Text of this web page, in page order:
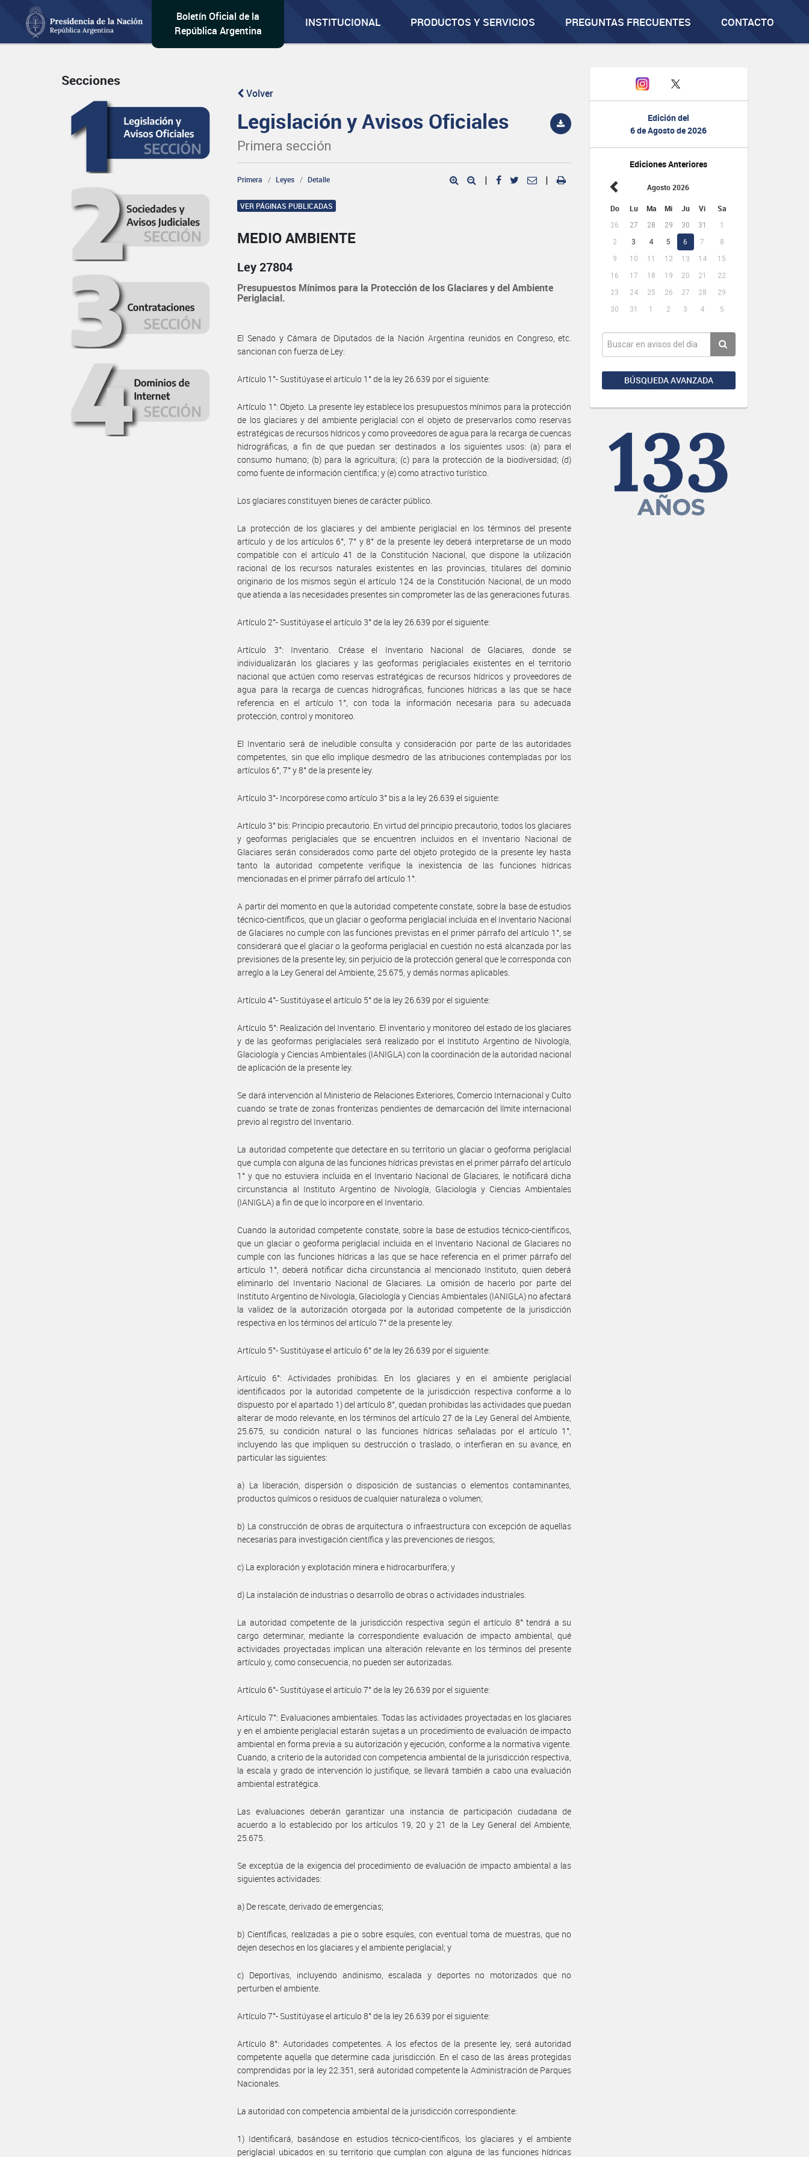
Boletín Oficial de la
República Argentina
INSTITUCIONAL PRODUCTOS Y SERVICIOS PREGUNTAS FRECUENTES CONTACTO
Edición del
6 de Agosto de 2026
Ediciones Anteriores
Agosto 2026
Do Lu Ma Mi Ju Vi Sa
26 27 28 29 30 31
1
2
3 4 5 6 7
8
9
10 11 12 13 14
15
16
17 18 19 20 21
22
23
24 25 26 27 28
29
30
31 1 2 3 4 5
BÚSQUEDA AVANZADA
Secciones
Volver
Legislación y Avisos Oficiales
Primera sección
Primera Leyes Detalle | |
VER PÁGINAS PUBLICADAS
MEDIO AMBIENTE
Ley 27804
Presupuestos Mínimos para la Protección de los Glaciares y del Ambiente
Periglacial.
El Senado y Cámara de Diputados de la Nación Argentina reunidos en Congreso, etc.
sancionan con fuerza de Ley:
Artículo 1°- Sustitúyase el artículo 1° de la ley 26.639 por el siguiente:
Artículo 1°: Objeto. La presente ley establece los presupuestos mínimos para la protección
de los glaciares y del ambiente periglacial con el objeto de preservarlos como reservas
estratégicas de recursos hídricos y como proveedores de agua para la recarga de cuencas
hidrográficas, a fin de que puedan ser destinados a los siguientes usos: (a) para el
consumo humano; (b) para la agricultura; (c) para la protección de la biodiversidad; (d)
como fuente de información científica; y (e) como atractivo turístico.
Los glaciares constituyen bienes de carácter público.
La protección de los glaciares y del ambiente periglacial en los términos del presente
artículo y de los artículos 6°, 7° y 8° de la presente ley deberá interpretarse de un modo
compatible con el artículo 41 de la Constitución Nacional, que dispone la utilización
racional de los recursos naturales existentes en las provincias, titulares del dominio
originario de los mismos según el artículo 124 de la Constitución Nacional, de un modo
que atienda a las necesidades presentes sin comprometer las de las generaciones futuras.
Artículo 2°- Sustitúyase el artículo 3° de la ley 26.639 por el siguiente:
Artículo 3°: Inventario. Créase el Inventario Nacional de Glaciares, donde se
individualizarán los glaciares y las geoformas periglaciales existentes en el territorio
nacional que actúen como reservas estratégicas de recursos hídricos y proveedores de
agua para la recarga de cuencas hidrográficas, funciones hídricas a las que se hace
referencia en el artículo 1°, con toda la información necesaria para su adecuada
protección, control y monitoreo.
El Inventario será de ineludible consulta y consideración por parte de las autoridades
competentes, sin que ello implique desmedro de las atribuciones contempladas por los
artículos 6°, 7° y 8° de la presente ley.
Artículo 3°- Incorpórese como artículo 3° bis a la ley 26.639 el siguiente:
Artículo 3° bis: Principio precautorio. En virtud del principio precautorio, todos los glaciares
y geoformas periglaciales que se encuentren incluidos en el Inventario Nacional de
Glaciares serán considerados como parte del objeto protegido de la presente ley hasta
tanto la autoridad competente verifique la inexistencia de las funciones hídricas
mencionadas en el primer párrafo del artículo 1°.
A partir del momento en que la autoridad competente constate, sobre la base de estudios
técnico-científicos, que un glaciar o geoforma periglacial incluida en el Inventario Nacional
de Glaciares no cumple con las funciones previstas en el primer párrafo del artículo 1°, se
considerará que el glaciar o la geoforma periglacial en cuestión no está alcanzada por las
previsiones de la presente ley, sin perjuicio de la protección general que le corresponda con
arreglo a la Ley General del Ambiente, 25.675, y demás normas aplicables.
Artículo 4°- Sustitúyase el artículo 5° de la ley 26.639 por el siguiente:
Artículo 5°: Realización del Inventario. El inventario y monitoreo del estado de los glaciares
y de las geoformas periglaciales será realizado por el Instituto Argentino de Nivología,
Glaciología y Ciencias Ambientales (IANIGLA) con la coordinación de la autoridad nacional
de aplicación de la presente ley.
Se dará intervención al Ministerio de Relaciones Exteriores, Comercio Internacional y Culto
cuando se trate de zonas fronterizas pendientes de demarcación del límite internacional
previo al registro del Inventario.
La autoridad competente que detectare en su territorio un glaciar o geoforma periglacial
que cumpla con alguna de las funciones hídricas previstas en el primer párrafo del artículo
1° y que no estuviera incluida en el Inventario Nacional de Glaciares, le notificará dicha
circunstancia al Instituto Argentino de Nivología, Glaciología y Ciencias Ambientales
(IANIGLA) a fin de que lo incorpore en el Inventario.
Cuando la autoridad competente constate, sobre la base de estudios técnico-científicos,
que un glaciar o geoforma periglacial incluida en el Inventario Nacional de Glaciares no
cumple con las funciones hídricas a las que se hace referencia en el primer párrafo del
artículo 1°, deberá notificar dicha circunstancia al mencionado Instituto, quien deberá
eliminarlo del Inventario Nacional de Glaciares. La omisión de hacerlo por parte del
Instituto Argentino de Nivología, Glaciología y Ciencias Ambientales (IANIGLA) no afectará
la validez de la autorización otorgada por la autoridad competente de la jurisdicción
respectiva en los términos del artículo 7° de la presente ley.
Artículo 5°- Sustitúyase el artículo 6° de la ley 26.639 por el siguiente:
Artículo 6°: Actividades prohibidas. En los glaciares y en el ambiente periglacial
identificados por la autoridad competente de la jurisdicción respectiva conforme a lo
dispuesto por el apartado 1) del artículo 8°, quedan prohibidas las actividades que puedan
alterar de modo relevante, en los términos del artículo 27 de la Ley General del Ambiente,
25.675, su condición natural o las funciones hídricas señaladas por el artículo 1°,
incluyendo las que impliquen su destrucción o traslado, o interfieran en su avance, en
particular las siguientes:
a) La liberación, dispersión o disposición de sustancias o elementos contaminantes,
productos químicos o residuos de cualquier naturaleza o volumen;
b) La construcción de obras de arquitectura o infraestructura con excepción de aquellas
necesarias para investigación científica y las prevenciones de riesgos;
c) La exploración y explotación minera e hidrocarburífera; y
d) La instalación de industrias o desarrollo de obras o actividades industriales.
La autoridad competente de la jurisdicción respectiva según el artículo 8° tendrá a su
cargo determinar, mediante la correspondiente evaluación de impacto ambiental, qué
actividades proyectadas implican una alteración relevante en los términos del presente
artículo y, como consecuencia, no pueden ser autorizadas.
Artículo 6°- Sustitúyase el artículo 7° de la ley 26.639 por el siguiente:
Artículo 7°: Evaluaciones ambientales. Todas las actividades proyectadas en los glaciares
y en el ambiente periglacial estarán sujetas a un procedimiento de evaluación de impacto
ambiental en forma previa a su autorización y ejecución, conforme a la normativa vigente.
Cuando, a criterio de la autoridad con competencia ambiental de la jurisdicción respectiva,
la escala y grado de intervención lo justifique, se llevará también a cabo una evaluación
ambiental estratégica.
Las evaluaciones deberán garantizar una instancia de participación ciudadana de
acuerdo a lo establecido por los artículos 19, 20 y 21 de la Ley General del Ambiente,
25.675.
Se exceptúa de la exigencia del procedimiento de evaluación de impacto ambiental a las
siguientes actividades:
a) De rescate, derivado de emergencias;
b) Científicas, realizadas a pie o sobre esquíes, con eventual toma de muestras, que no
dejen desechos en los glaciares y el ambiente periglacial; y
c) Deportivas, incluyendo andinismo, escalada y deportes no motorizados que no
perturben el ambiente.
Artículo 7°- Sustitúyase el artículo 8° de la ley 26.639 por el siguiente:
Artículo 8°: Autoridades competentes. A los efectos de la presente ley, será autoridad
competente aquella que determine cada jurisdicción. En el caso de las áreas protegidas
comprendidas por la ley 22.351, será autoridad competente la Administración de Parques
Nacionales.
La autoridad con competencia ambiental de la jurisdicción correspondiente:
1) Identificará, basándose en estudios técnico-científicos, los glaciares y el ambiente
periglacial ubicados en su territorio que cumplan con alguna de las funciones hídricas